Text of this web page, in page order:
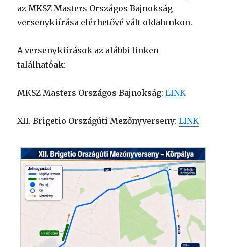
az MKSZ Masters Országos Bajnokság
versenykiírása elérhetővé vált oldalunkon.
A versenykiírások az alábbi linken
találhatóak:
MKSZ Masters Országos Bajnokság:LINK
XII. Brigetio Országúti Mezőnyverseny:LINK